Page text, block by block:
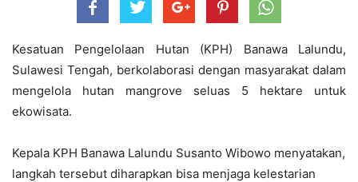
Kesatuan Pengelolaan Hutan (KPH) Banawa Lalundu,
Sulawesi Tengah, berkolaborasi dengan masyarakat dalam
mengelola hutan mangrove seluas 5 hektare untuk
ekowisata.
Kepala KPH Banawa Lalundu Susanto Wibowo menyatakan,
langkah tersebut diharapkan bisa menjaga kelestarian